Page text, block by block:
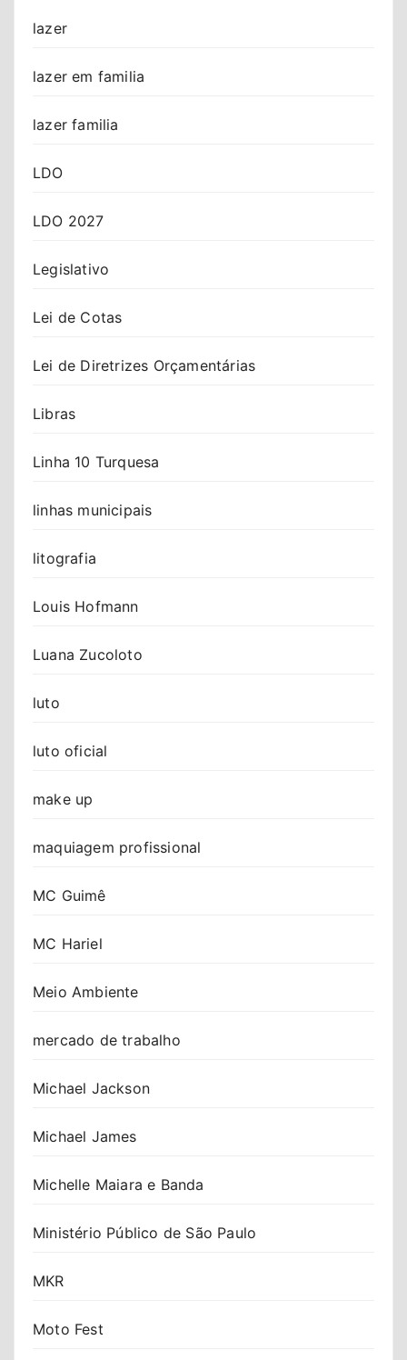
lazer
lazer em familia
lazer familia
LDO
LDO 2027
Legislativo
Lei de Cotas
Lei de Diretrizes Orçamentárias
Libras
Linha 10 Turquesa
linhas municipais
litografia
Louis Hofmann
Luana Zucoloto
luto
luto oficial
make up
maquiagem profissional
MC Guimê
MC Hariel
Meio Ambiente
mercado de trabalho
Michael Jackson
Michael James
Michelle Maiara e Banda
Ministério Público de São Paulo
MKR
Moto Fest